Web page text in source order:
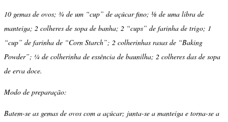
10 gemas de ovos; ¾ de um “cup” de açúcar fino; ⅛ de uma libra de
manteiga; 2 colheres de sopa de banha; 2 “cups” de farinha de trigo; 1
“cup” de farinha de “Corn Starch”; 2 colherinhas rasas de “Baking
Powder”; ¼ de colherinha de essência de baunilha; 2 colheres das de sopa
de erva doce.
Modo de preparação:
Batem-se as gemas de ovos com a açúcar; junta-se a manteiga e torna-se a